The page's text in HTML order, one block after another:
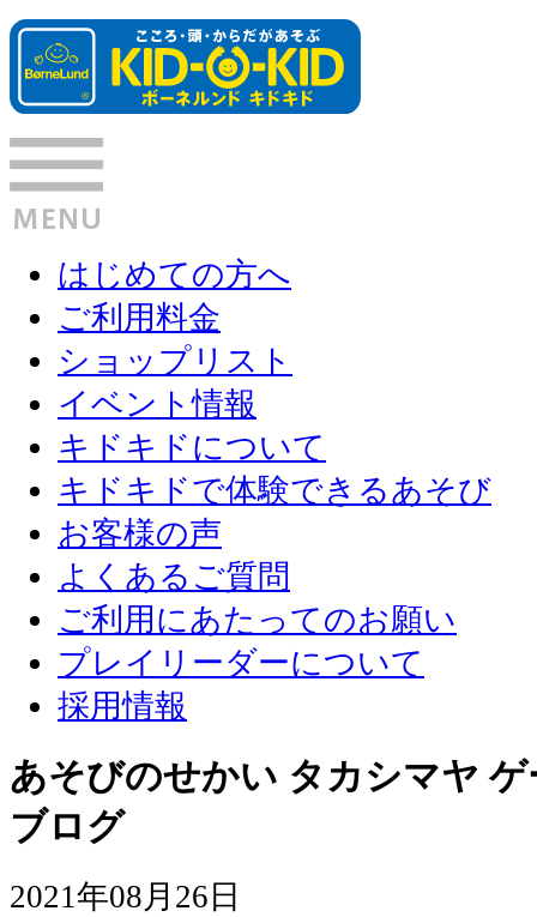
はじめての方へ
ご利用料金
ショップリスト
イベント情報
キドキドについて
キドキドで体験できるあそび
お客様の声
よくあるご質問
ご利用にあたってのお願い
プレイリーダーについて
採用情報
あそびのせかい タカシマヤ
ブログ
2021年08月26日